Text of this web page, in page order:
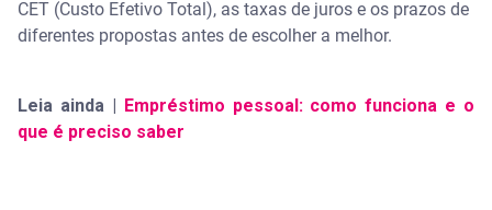
CET (Custo Efetivo Total), as taxas de juros e os prazos de
diferentes propostas antes de escolher a melhor.
Leia ainda |
Empréstimo pessoal: como funciona e o
que é preciso saber